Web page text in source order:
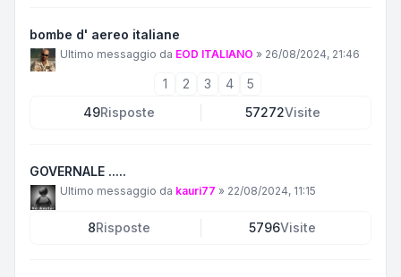
bombe d' aereo italiane
Ultimo messaggio da EOD ITALIANO » 26/08/2024, 21:46
1 2 3 4
5
49Risposte 57272Visite
GOVERNALE .....
Ultimo messaggio da kauri77 » 22/08/2024, 11:15
8Risposte 5796Visite